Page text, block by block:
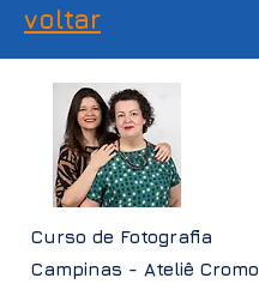
voltar
Curso de Fotografia
Campinas - Ateliê Cromo